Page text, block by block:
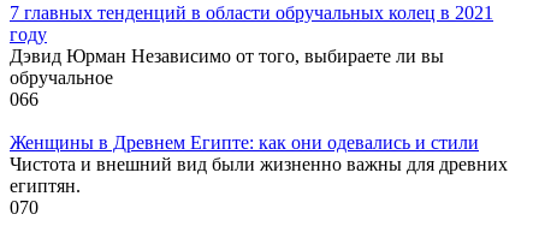
7 главных тенденций в области обручальных колец в 2021
году
Дэвид Юрман Независимо от того, выбираете ли вы
обручальное
066
Женщины в Древнем Египте: как они одевались и стили
Чистота и внешний вид были жизненно важны для древних
египтян.
070